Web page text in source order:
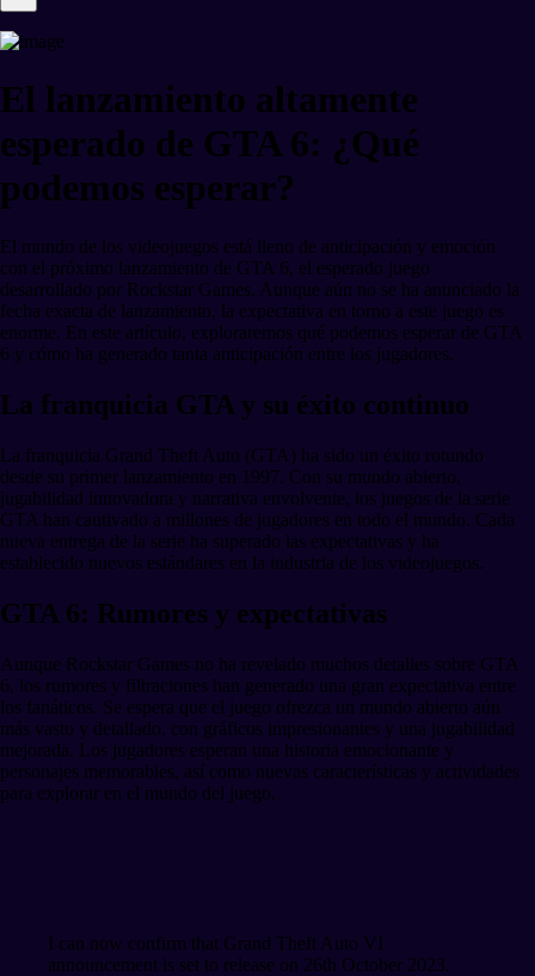
El lanzamiento altamente
esperado de GTA 6: ¿Qué
podemos esperar?
El mundo de los videojuegos está lleno de anticipación y emoción
con el próximo lanzamiento de GTA 6, el esperado juego
desarrollado por Rockstar Games. Aunque aún no se ha anunciado la
fecha exacta de lanzamiento, la expectativa en torno a este juego es
enorme. En este artículo, exploraremos qué podemos esperar de GTA
6 y cómo ha generado tanta anticipación entre los jugadores.
La franquicia GTA y su éxito continuo
La franquicia Grand Theft Auto (GTA) ha sido un éxito rotundo
desde su primer lanzamiento en 1997. Con su mundo abierto,
jugabilidad innovadora y narrativa envolvente, los juegos de la serie
GTA han cautivado a millones de jugadores en todo el mundo. Cada
nueva entrega de la serie ha superado las expectativas y ha
establecido nuevos estándares en la industria de los videojuegos.
GTA 6: Rumores y expectativas
Aunque Rockstar Games no ha revelado muchos detalles sobre GTA
6, los rumores y filtraciones han generado una gran expectativa entre
los fanáticos. Se espera que el juego ofrezca un mundo abierto aún
más vasto y detallado, con gráficos impresionantes y una jugabilidad
mejorada. Los jugadores esperan una historia emocionante y
personajes memorables, así como nuevas características y actividades
para explorar en el mundo del juego.
I can now confirm that Grand Theft Auto VI
announcement is set to release on 26th October 2023.